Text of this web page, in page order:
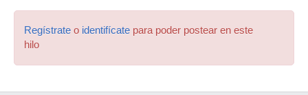
Regístrate o identifícate para poder postear en este
hilo